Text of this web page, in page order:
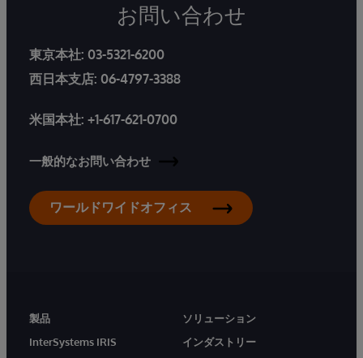
お問い合わせ
東京本社: 03-5321-6200
西日本支店: 06-4797-3388
米国本社: +1-617-621-0700
一般的なお問い合わせ
ワールドワイドオフィス
製品
InterSystems IRIS
ソリューション
インダストリー